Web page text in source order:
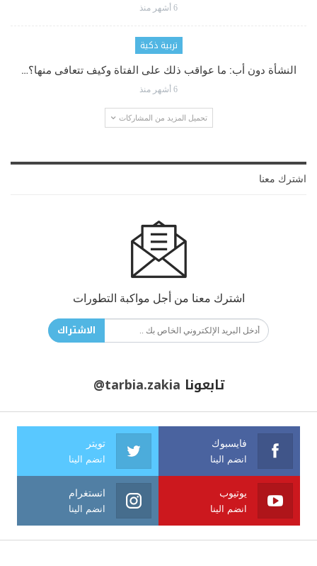
6 أشهر منذ
تربية ذكية
النشأة دون أب: ما عواقب ذلك على الفتاة وكيف تتعافى منها؟…
6 أشهر منذ
تحميل المزيد من المشاركات
اشترك معنا
اشترك معنا من أجل مواكبة التطورات
الاشتراك
تابعونا @tarbia.zakia
فايسبوك
انضم الينا
تويتر
انضم الينا
يوتيوب
انضم الينا
انستغرام
انضم الينا